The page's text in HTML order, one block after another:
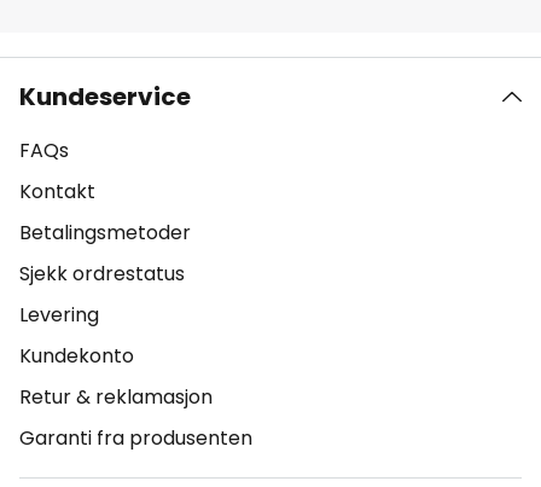
Kundeservice
FAQs
Kontakt
Betalingsmetoder
Sjekk ordrestatus
Levering
Kundekonto
Retur & reklamasjon
Garanti fra produsenten